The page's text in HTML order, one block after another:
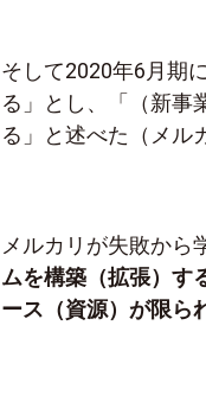
そして2020年6月期
る」とし、「（新事
る」と述べた（メル
メルカリが失敗から
ムを構築（拡張）す
ース（資源）が限ら